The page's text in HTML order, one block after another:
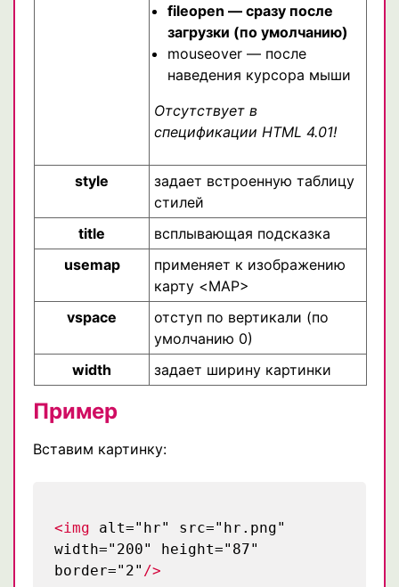
fileopen — сразу после
загрузки (по умолчанию)
mouseover — после
наведения курсора мыши
Отсутствует в
спецификации HTML 4.01!
style
задает встроенную таблицу
стилей
title
всплывающая подсказка
usemap
применяет к изображению
карту <MAP>
vspace
отступ по вертикали (по
умолчанию 0)
width
задает ширину картинки
Пример
Вставим картинку:
<img alt="hr" src="hr.png"
width="200" height="87"
border="2" />